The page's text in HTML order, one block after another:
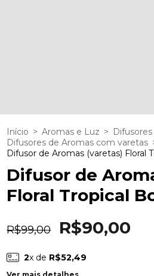
Início > Aromas e Luz > Difusores
Difusores de Aromas com varetas
Difusor de Aromas (varetas) Floral
Difusor de
Floral Tropical
R$99,00 R$90,00
2x de R$52,49